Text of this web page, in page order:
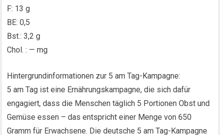
F: 13 g
BE: 0,5
Bst.: 3,2 g
Chol. : — mg
Hintergrundinformationen zur 5 am Tag-Kampagne:
5 am Tag ist eine Ernährungskampagne, die sich dafür
engagiert, dass die Menschen täglich 5 Portionen Obst und
Gemüse essen – das entspricht einer Menge von 650
Gramm für Erwachsene. Die deutsche 5 am Tag-Kampagne